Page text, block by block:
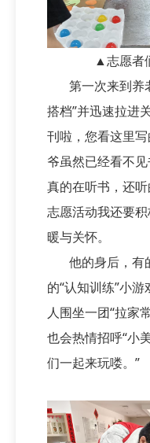
▲志愿者
第一次来到养
搭档”并迅速拉进
刊啦，您看这里
爷虽然已经看不
真的在听书，还
志愿活动我还要
暖与关怀。
他的身后，有
的“认知训练”小
人围坐一团“拉家
也会热情招呼“小
们一起来玩喽。”